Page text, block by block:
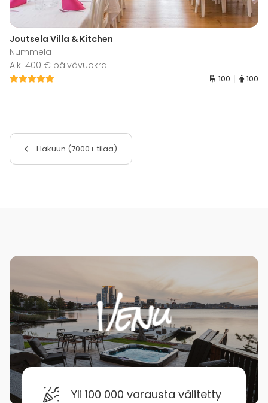
Joutsela Villa & Kitchen
Nummela
Alk. 400 € päivävuokra
100 100
Hakuun (7000+ tilaa)
Yli 100 000 varausta välitetty